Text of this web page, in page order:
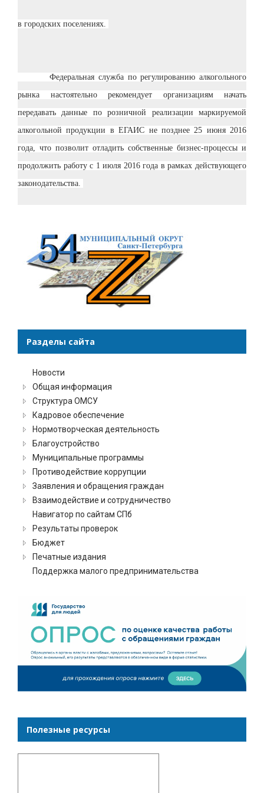
в городских поселениях.
Федеральная служба по регулированию алкогольного
рынка настоятельно рекомендует организациям начать
передавать данные по розничной реализации маркируемой
алкогольной продукции в ЕГАИС не позднее 25 июня 2016
года, что позволит отладить собственные бизнес-процессы и
продолжить работу с 1 июля 2016 года в рамках действующего
законодательства.
Разделы сайта
Новости
Общая информация
Структура ОМСУ
Кадровое обеспечение
Нормотворческая деятельность
Благоустройство
Муниципальные программы
Противодействие коррупции
Заявления и обращения граждан
Взаимодействие и сотрудничество
Навигатор по сайтам СПб
Результаты проверок
Бюджет
Печатные издания
Поддержка малого предпринимательства
Полезные ресурсы